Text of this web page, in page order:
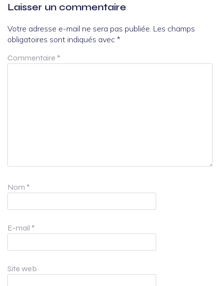
Laisser un commentaire
Votre adresse e-mail ne sera pas publiée. Les champs
obligatoires sont indiqués avec *
Commentaire *
Nom *
E-mail *
Site web